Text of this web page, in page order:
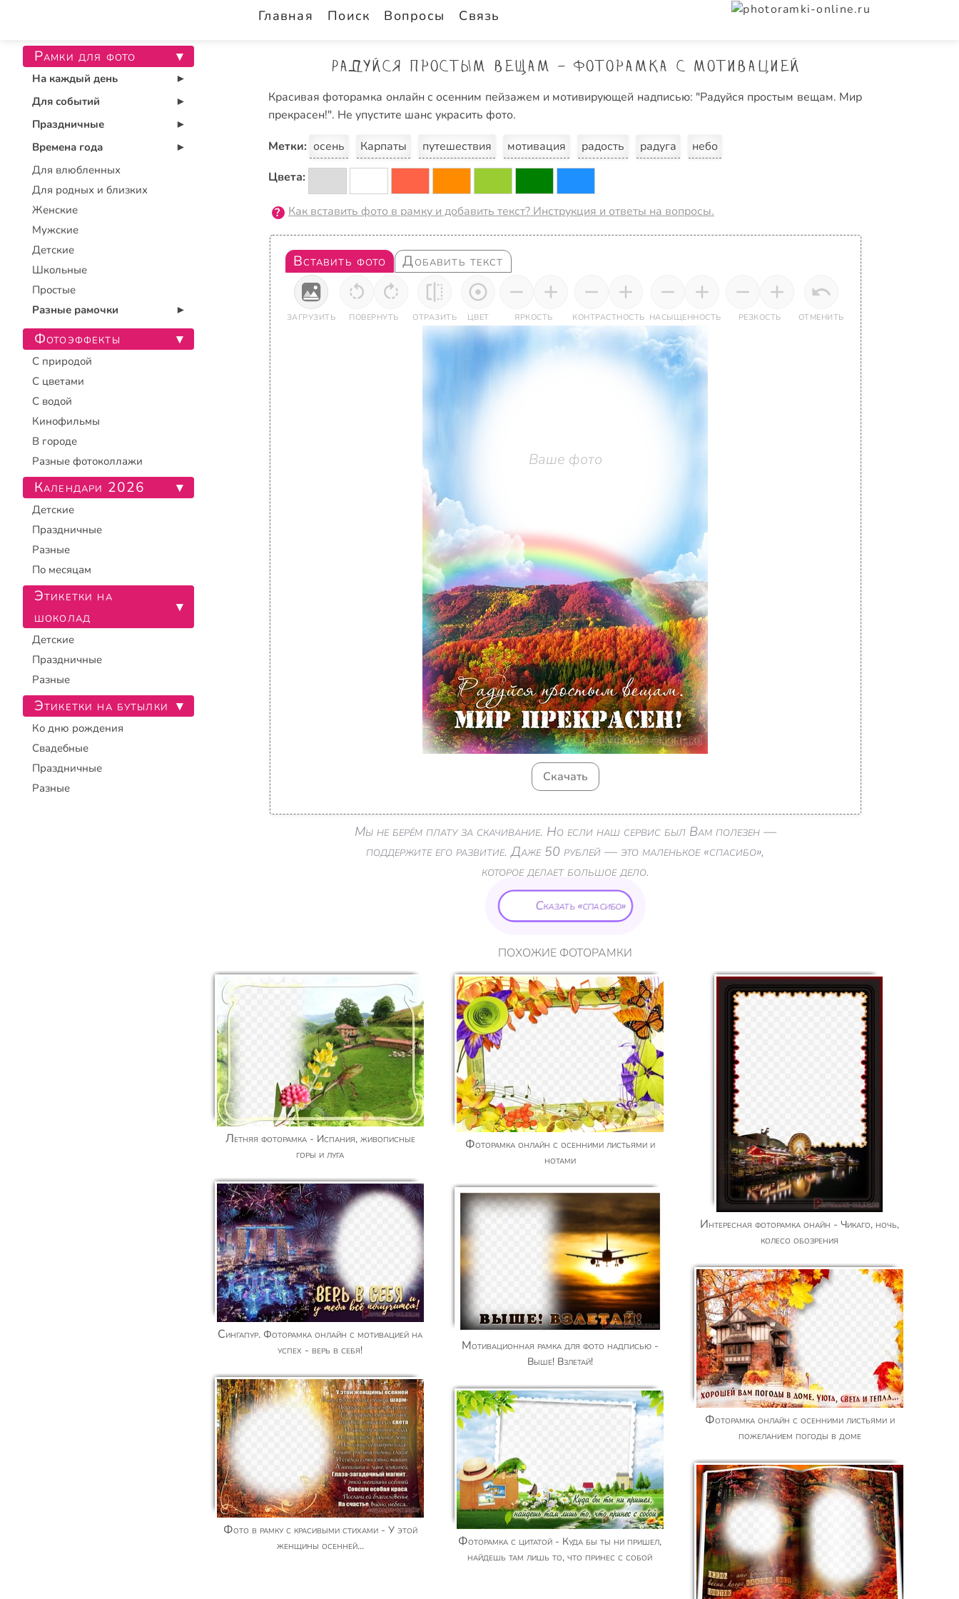
Главная Поиск Вопросы Связь
Радуйся простым вещам - фоторамка с мотивацией
Красивая фоторамка онлайн с осенним пейзажем и мотивирующей надписью: "Радуйся простым вещам. Мир
прекрасен!". Не упустите шанс украсить фото.
Метки: осень Карпаты путешествия мотивация радость радуга
небо
Цвета:
Как вставить фото в рамку и добавить текст? Инструкция и ответы на вопросы.
Вставить фото Добавить текст
ЗАГРУЗИТЬ ПОВЕРНУТЬ ОТРАЗИТЬ ЦВЕТ ЯРКОСТЬ КОНТРАСТНОСТЬ НАСЫЩЕННОСТЬ РЕЗКОСТЬ ОТМЕНИТЬ
Ваше фото
Скачать
Мы не берём плату за скачивание. Но если наш сервис был Вам полезен —
поддержите его развитие. Даже 50 рублей — это маленькое «спасибо»,
которое делает большое дело.
Сказать «спасибо»
ПОХОЖИЕ ФОТОРАМКИ
Летняя фоторамка - Испания, живописные
горы и луга
Фоторамка онлайн с осенними листьями и
нотами
Интересная фоторамка онайн - Чикаго, ночь,
колесо обозрения
Сингапур. Фоторамка онлайн с мотивацией на
успех - верь в себя! Мотивационная рамка для фото надписью -
Выше! Взлетай!
Фоторамка онлайн с осенними листьями и
пожеланием погоды в доме
Фото в рамку с красивыми стихами - У этой
женщины осенней... Фоторамка с цитатой - Куда бы ты ни пришел,
найдешь там лишь то, что принес с собой
Рамки для фото ▾
На каждый день ▾
Для событий ▾
Праздничные ▾
Времена года ▾
Для влюбленных
Для родных и близких
Женские
Мужские
Детские
Школьные
Простые
Разные рамочки
▾
Фотоэффекты ▾
С природой
С цветами
С водой
Кинофильмы
В городе
Разные фотоколлажи
Календари 2026 ▾
Детские
Праздничные
Разные
По месяцам
Этикетки на
шоколад
▾
Детские
Праздничные
Разные
Этикетки на бутылки ▾
Ко дню рождения
Свадебные
Праздничные
Разные